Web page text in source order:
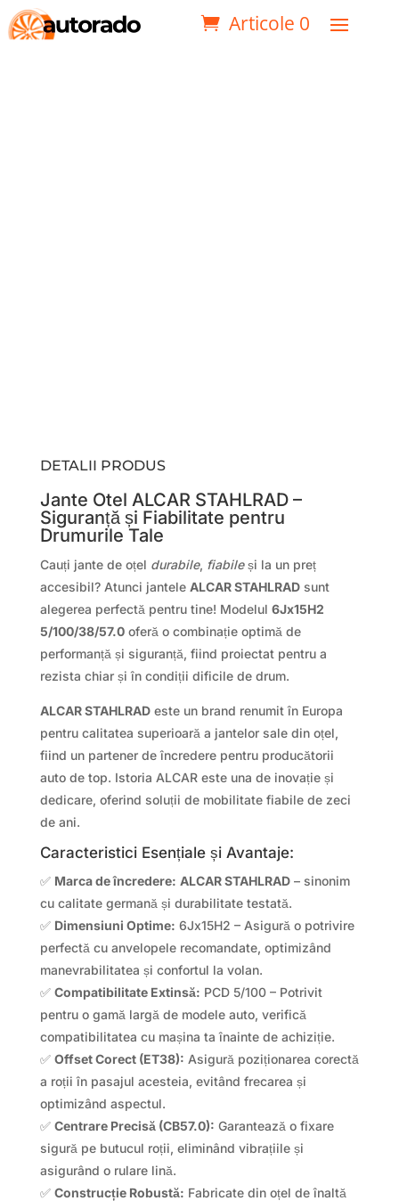
Articole 0
DETALII PRODUS
Jante Otel ALCAR STAHLRAD –
Siguranță și Fiabilitate pentru
Drumurile Tale
Cauți jante de oțel durabile, fiabileși la un preț
accesibil? Atunci jantele ALCAR STAHLRADsunt
alegerea perfectă pentru tine! Modelul 6Jx15H2
5/100/38/57.0oferă o combinație optimă de
performanță și siguranță, fiind proiectat pentru a
rezista chiar și în condiții dificile de drum.
ALCAR STAHLRADeste un brand renumit în Europa
pentru calitatea superioară a jantelor sale din oțel,
fiind un partener de încredere pentru producătorii
auto de top. Istoria ALCAR este una de inovație și
dedicare, oferind soluții de mobilitate fiabile de zeci
de ani.
Caracteristici Esențiale și Avantaje:
✅ Marca de încredere: ALCAR STAHLRAD– sinonim
cu calitate germană și durabilitate testată.
✅ Dimensiuni Optime: 6Jx15H2 – Asigură o potrivire
perfectă cu anvelopele recomandate, optimizând
manevrabilitatea și confortul la volan.
✅ Compatibilitate Extinsă: PCD 5/100 – Potrivit
pentru o gamă largă de modele auto, verifică
compatibilitatea cu mașina ta înainte de achiziție.
✅ Offset Corect (ET38): Asigură poziționarea corectă
a roții în pasajul acesteia, evitând frecarea și
optimizând aspectul.
✅ Centrare Precisă (CB57.0): Garantează o fixare
sigură pe butucul roții, eliminând vibrațiile și
asigurând o rulare lină.
✅ Construcție Robustă: Fabricate din oțel de înaltă